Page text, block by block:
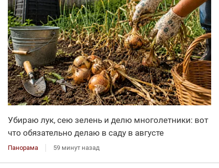
Убираю лук, сею зелень и делю многолетники: вот
что обязательно делаю в саду в августе
Панорама 59 минут назад